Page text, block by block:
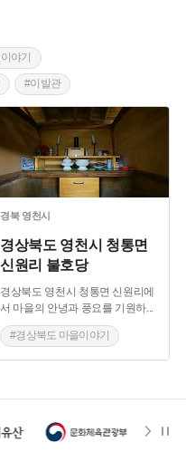
야기
#이발관
송 설화
#종가
항시
설화
#조선시대 인물
#포항 가볼만한곳
무형유산
선시대 종가
경북 영천시
경상북도 영천시 청통면
신원리 불호당
경상북도 영천시 청통면 신원리에
서 마을의 안녕과 풍요를 기원하
#경상북도 마을이야기